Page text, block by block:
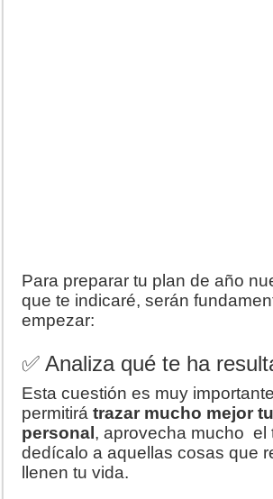
Para preparar tu plan de año
que te indicaré, serán
empezar:
✅ Analiza qué te ha
Esta cuestión es muy
permitirátrazar mucho mejor
personal, aprovecha mucho el
dedícalo a aquellas cosas que
llenen tu vida.